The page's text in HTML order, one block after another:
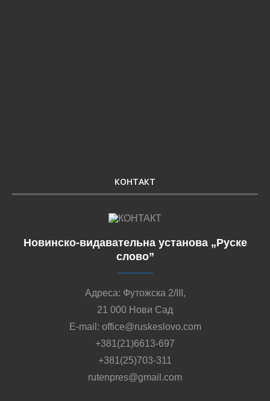
КОНТАКТ
Новинско-видавательна установа „Руске
слово”
Адреса: Футожска 2/III,
21 000 Нови Сад
E-mail: office@ruskeslovo.com
+381(21)6613-697
+381(25)703-311
rutenpres@gmail.com